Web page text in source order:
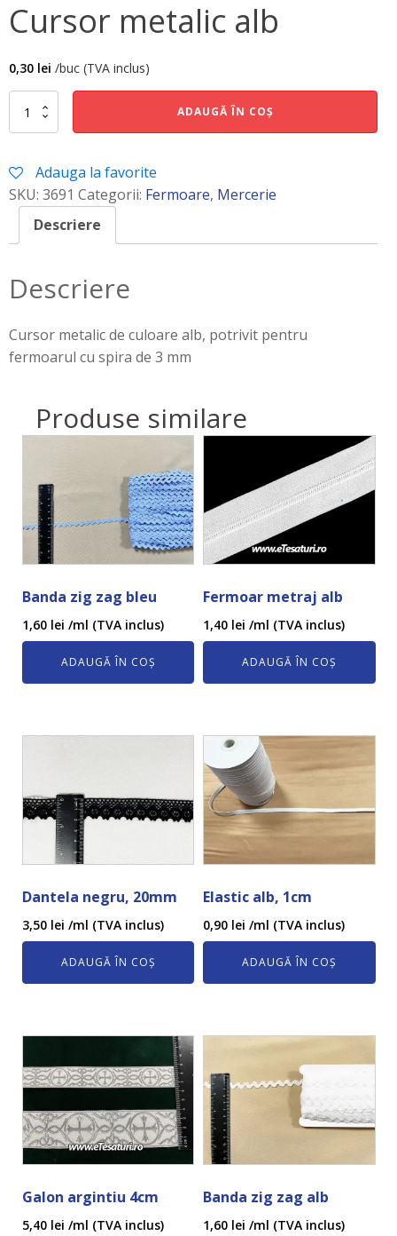
Cursor metalic alb
0,30 lei /buc (TVA inclus)
Cantitate
ADAUGĂ ÎN COȘ
Adauga la favorite
SKU: 3691 Categorii: Fermoare, Mercerie
Descriere
Descriere
Cursor metalic de culoare alb, potrivit pentru
fermoarul cu spira de 3 mm
Produse similare
Banda zig zag bleu
1,60 lei /ml (TVA inclus)
ADAUGĂ ÎN COȘ
Fermoar metraj alb
1,40 lei /ml (TVA inclus)
ADAUGĂ ÎN COȘ
Dantela negru, 20mm
3,50 lei /ml (TVA inclus)
ADAUGĂ ÎN COȘ
Elastic alb, 1cm
0,90 lei /ml (TVA inclus)
ADAUGĂ ÎN COȘ
Galon argintiu 4cm
5,40 lei /ml (TVA inclus)
Banda zig zag alb
1,60 lei /ml (TVA inclus)